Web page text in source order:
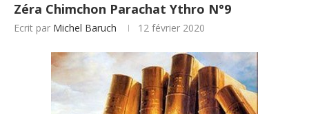
Zéra Chimchon Parachat Ythro N°9
Ecrit par Michel Baruch 12 février 2020